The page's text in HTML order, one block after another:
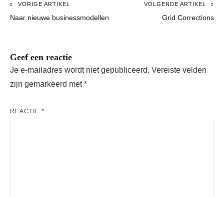
Bericht
VORIGE ARTIKEL
Naar nieuwe businessmodellen
VOLGENDE ARTIKEL
Grid Corrections
Geef een reactie
Je e-mailadres wordt niet gepubliceerd. Vereiste velden
zijn gemarkeerd met*
REACTIE *